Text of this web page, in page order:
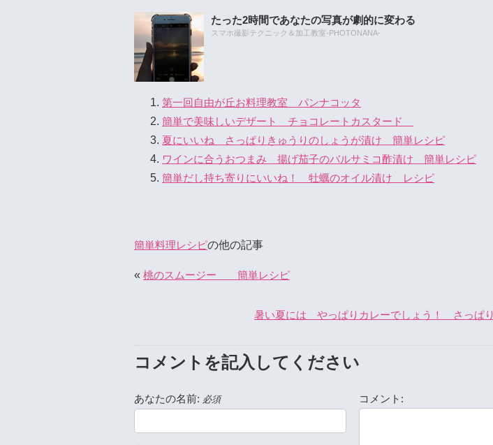
たった2時間であなたの写真が劇的に変わる
スマホ撮影テクニック＆加工教室-PHOTONANA-
第一回自由が丘お料理教室 パンナコッタ
簡単で美味しいデザート チョコレートカスタード
夏にいいね さっぱりきゅうりのしょうが漬け 簡単レシピ
ワインに合うおつまみ 揚げ茄子のバルサミコ酢漬け 簡単レシピ
簡単だし持ち寄りにいいね！ 牡蠣のオイル漬け レシピ
簡単料理レシピの他の記事
« 桃のスムージー 簡単レシピ
暑い夏には やっぱりカレーでしょう！ さっぱ
コメントを記入してください
あなたの名前: 必須 コメント: